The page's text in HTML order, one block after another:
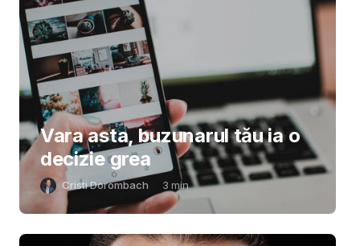
Vara asta, buzunarul tău ia o
decizie grea
Cristi Dorombach 3 min